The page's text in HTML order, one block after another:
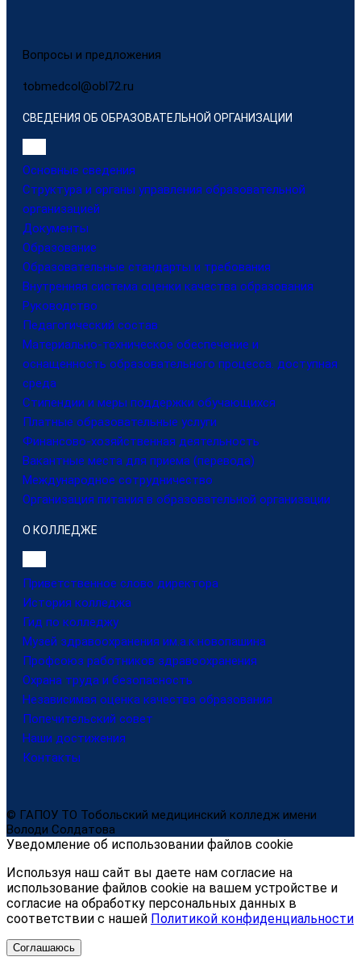
Вопросы и предложения
tobmedcol@obl72.ru
СВЕДЕНИЯ ОБ ОБРАЗОВАТЕЛЬНОЙ ОРГАНИЗАЦИИ
Основные сведения
Структура и органы управления образовательной
организацией
Документы
Образование
Образовательные стандарты и требования
Внутренняя система оценки качества образования
Руководство
Педагогический состав
Материально-техническое обеспечение и
оснащенность образовательного процесса. доступная
среда
Стипендии и меры поддержки обучающихся
Платные образовательные услуги
Финансово-хозяйственная деятельность
Вакантные места для приема (перевода)
Международное сотрудничество
Организация питания в образовательной организации
О КОЛЛЕДЖЕ
Приветственное слово директора
История колледжа
Гид по колледжу
Музей здравоохранения им.а.к.новопашина
Профсоюз работников здравоохранения
Охрана труда и безопасность
Независимая оценка качества образования
Попечительский совет
Наши достижения
Контакты
© ГАПОУ ТО Тобольский медицинский колледж имени
Володи Солдатова
Уведомление об использовании файлов cookie
Используя наш сайт вы даете нам согласие на
использование файлов cookie на вашем устройстве и
согласие на обработку персональных данных в
соответствии с нашей Политикой конфиденциальности
Соглашаюсь